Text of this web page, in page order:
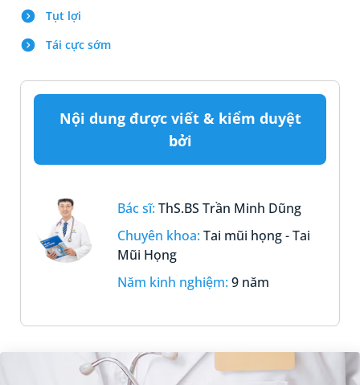
Tụt lợi
Tái cực sớm
Nội dung được viết & kiểm duyệt
bởi
Bác sĩ: ThS.BS Trần Minh Dũng
Chuyên khoa: Tai mũi họng - Tai
Mũi Họng
Năm kinh nghiệm: 9 năm